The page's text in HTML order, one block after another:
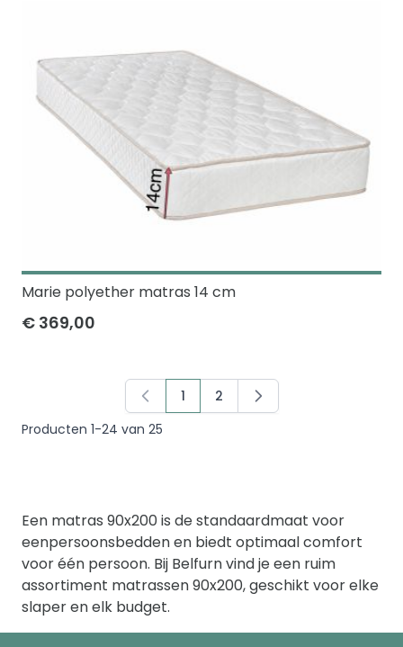
Marie polyether matras 14 cm
€ 369,00
Producten 1-24 van 25
U lees momenteel pagina
1 Pagina
2
Een matras 90x200 is de standaardmaat voor
eenpersoonsbedden en biedt optimaal comfort
voor één persoon. Bij Belfurn vind je een ruim
assortiment matrassen 90x200, geschikt voor elke
slaper en elk budget.